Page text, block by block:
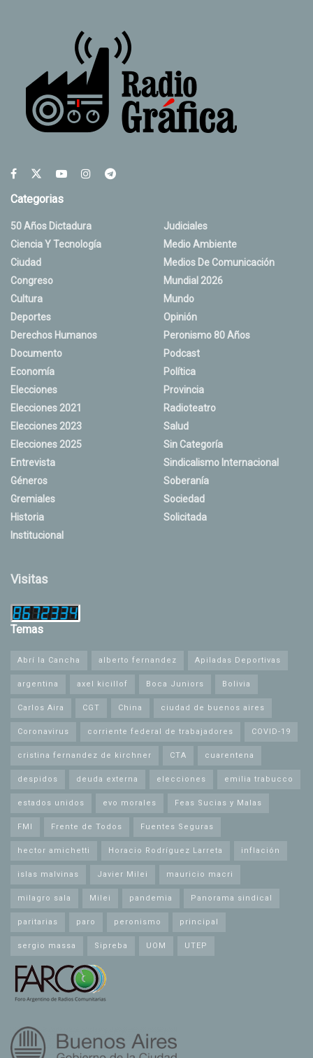
Categorias
50 Años Dictadura
Ciencia Y Tecnología
Ciudad
Congreso
Cultura
Deportes
Derechos Humanos
Documento
Economía
Elecciones
Elecciones 2021
Elecciones 2023
Elecciones 2025
Entrevista
Géneros
Gremiales
Historia
Institucional
Judiciales
Medio Ambiente
Medios De Comunicación
Mundial 2026
Mundo
Opinión
Peronismo 80 Años
Podcast
Política
Provincia
Radioteatro
Salud
Sin Categoría
Sindicalismo Internacional
Soberanía
Sociedad
Solicitada
Visitas
Temas
Abrí la Cancha alberto fernandez Apiladas Deportivas
argentina axel kicillof Boca Juniors Bolivia
Carlos Aira CGT China ciudad de buenos aires
Coronavirus corriente federal de trabajadores COVID-19
cristina fernandez de kirchner CTA cuarentena
despidos deuda externa elecciones emilia trabucco
estados unidos evo morales Feas Sucias y Malas
FMI Frente de Todos Fuentes Seguras
hector amichetti Horacio Rodríguez Larreta inflación
islas malvinas Javier Milei mauricio macri
milagro sala Milei pandemia Panorama sindical
paritarias paro peronismo principal
sergio massa Sipreba UOM UTEP